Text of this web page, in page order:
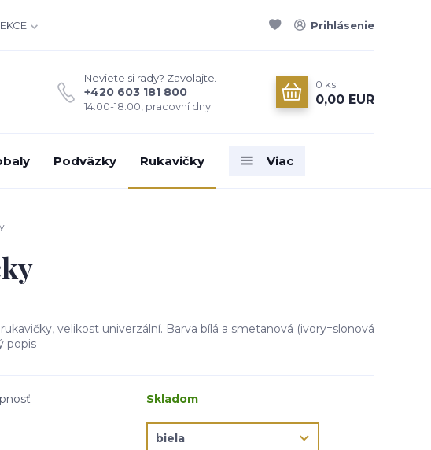
Prihlásenie
Neviete si rady? Zavolajte.
+420 603 181 800
14:00-18:00, pracovní dny
0 ks
0,00 EUR
Podväzky Rukavičky Viac
velikost univerzální. Barva bílá a smetanová (ivory=slonová
popis
Skladom